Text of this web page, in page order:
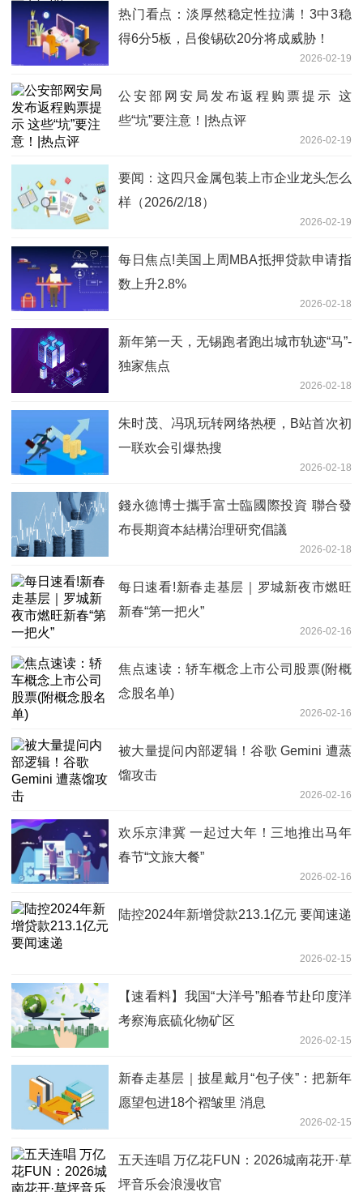
热门看点：淡厚然稳定性拉满！3中3稳
得6分5板，吕俊锡砍20分将成威胁！
2026-02-19
公安部网安局发布返程购票提示 这
些“坑”要注意！|热点评
2026-02-19
要闻：这四只金属包装上市企业龙头怎么
样（2026/2/18）
2026-02-19
每日焦点!美国上周MBA抵押贷款申请指
数上升2.8%
2026-02-18
新年第一天，无锡跑者跑出城市轨迹“马”-
独家焦点
2026-02-18
朱时茂、冯巩玩转网络热梗，B站首次初
一联欢会引爆热搜
2026-02-18
錢永德博士攜手富士臨國際投資 聯合發
布長期資本結構治理研究倡議
2026-02-18
每日速看!新春走基层｜罗城新夜市燃旺
新春“第一把火”
2026-02-16
焦点速读：轿车概念上市公司股票(附概
念股名单)
2026-02-16
被大量提问内部逻辑！谷歌 Gemini 遭蒸
馏攻击
2026-02-16
欢乐京津冀 一起过大年！三地推出马年
春节“文旅大餐”
2026-02-16
陆控2024年新增贷款213.1亿元 要闻速递
2026-02-15
【速看料】我国“大洋号”船春节赴印度洋
考察海底硫化物矿区
2026-02-15
新春走基层｜披星戴月“包子侠”：把新年
愿望包进18个褶皱里 消息
2026-02-15
五天连唱 万亿花FUN：2026城南花开·草
坪音乐会浪漫收官